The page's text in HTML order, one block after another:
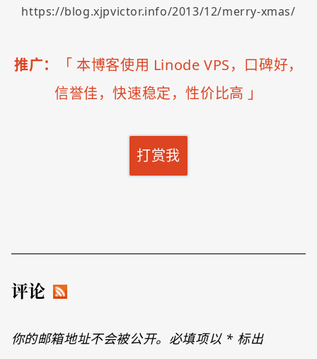
https://blog.xjpvictor.info/2013/12/merry-xmas/
推广： 「 本博客使用 Linode VPS，口碑好，
信誉佳，快速稳定，性价比高 」
打赏我
评论
你的邮箱地址不会被公开。必填项以 *标出